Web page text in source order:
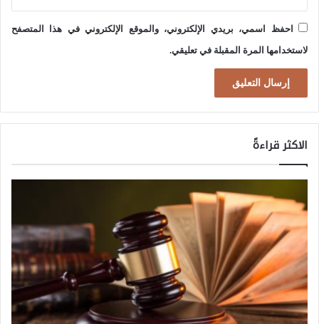
احفظ اسمي، بريدي الإلكتروني، والموقع الإلكتروني في هذا المتصفح
لاستخدامها المرة المقبلة في تعليقي.
الاكثر قراءةً